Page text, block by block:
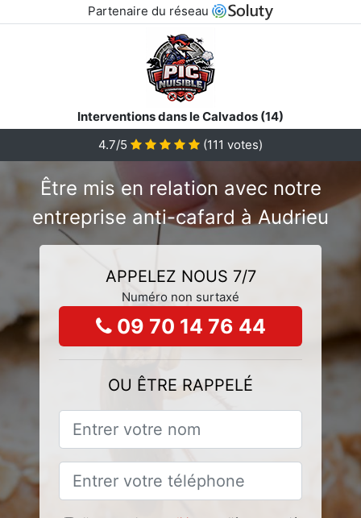
Partenaire du réseau
Interventions dans le Calvados (14)
4.7/5
(111 votes)
Être mis en relation avec notre
entreprise anti-cafard à Audrieu
APPELEZ NOUS 7/7
Numéro non surtaxé
09 70 14 76 44
OU ÊTRE RAPPELÉ